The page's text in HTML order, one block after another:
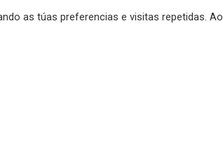
as túas preferencias e visitas repetidas. Ao